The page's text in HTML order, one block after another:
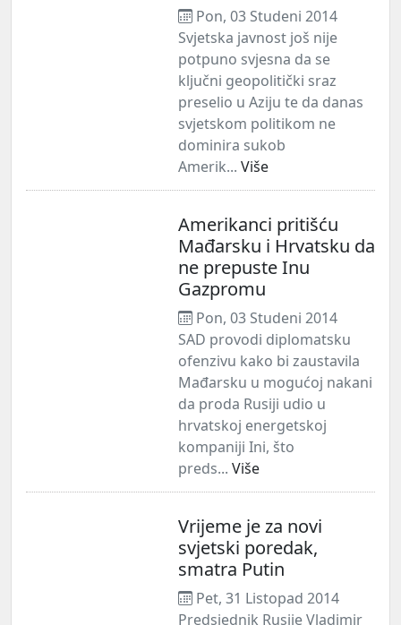
Pon, 03 Studeni 2014
Svjetska javnost još nije
potpuno svjesna da se
ključni geopolitički sraz
preselio u Aziju te da danas
svjetskom politikom ne
dominira sukob
Amerik... Više
Amerikanci pritišću
Mađarsku i Hrvatsku da
ne prepuste Inu
Gazpromu
Pon, 03 Studeni 2014
SAD provodi diplomatsku
ofenzivu kako bi zaustavila
Mađarsku u mogućoj nakani
da proda Rusiji udio u
hrvatskoj energetskoj
kompaniji Ini, što
preds... Više
Vrijeme je za novi
svjetski poredak,
smatra Putin
Pet, 31 Listopad 2014
Predsjednik Rusije Vladimir